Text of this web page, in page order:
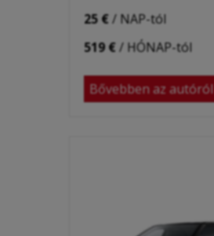
25 €/ NAP-tól
519 €/ HÓNAP-tól
Bővebben az autóról